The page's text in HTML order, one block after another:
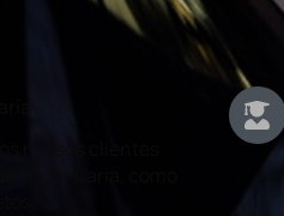
nossos clientes
engenharia, como